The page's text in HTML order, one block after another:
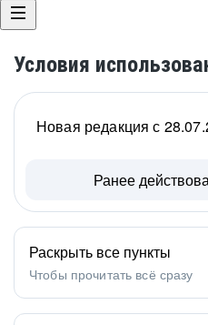
Условия
Новая редакция с
Ранее
Раскрыть все пункты
Чтобы прочитать всё сразу